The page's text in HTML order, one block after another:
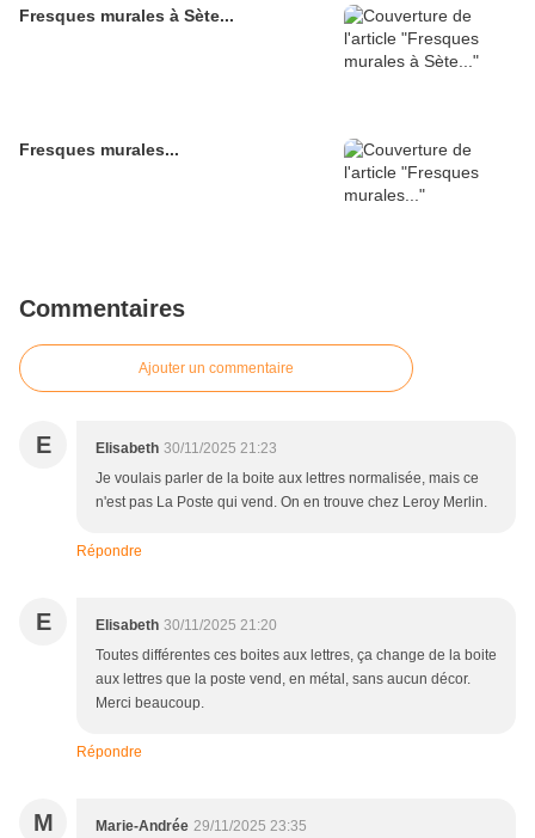
Fresques murales à Sète...
Fresques murales...
Commentaires
Ajouter un commentaire
E Elisabeth 30/11/2025 21:23
Je voulais parler de la boite aux lettres normalisée, mais ce
n'est pas La Poste qui vend. On en trouve chez Leroy Merlin.
Répondre
E Elisabeth 30/11/2025 21:20
Toutes différentes ces boites aux lettres, ça change de la boite
aux lettres que la poste vend, en métal, sans aucun décor.
Merci beaucoup.
Répondre
M Marie-Andrée 29/11/2025 23:35